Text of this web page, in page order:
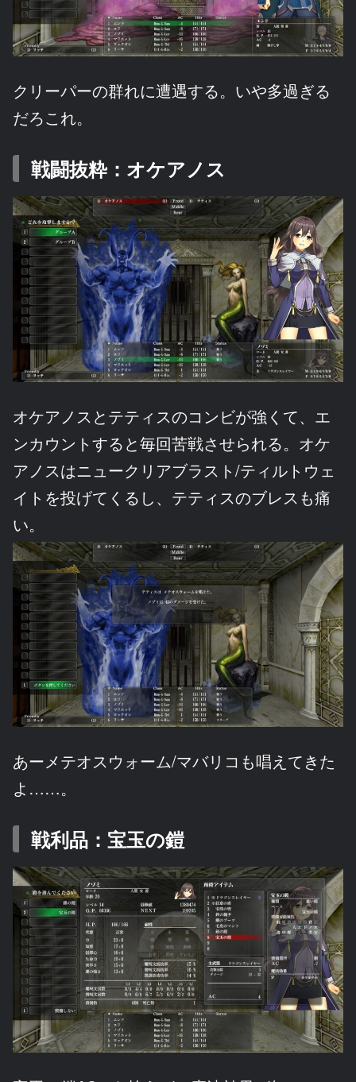
クリーパーの群れに遭遇する。いや多過ぎる
だろこれ。
戦闘抜粋：オケアノス
オケアノスとテティスのコンビが強くて、エ
ンカウントすると毎回苦戦させられる。オケ
アノスはニュークリアブラスト/ティルトウェ
イトを投げてくるし、テティスのブレスも痛
い。
あーメテオスウォーム/マバリコも唱えてきた
よ……。
戦利品：宝玉の鎧